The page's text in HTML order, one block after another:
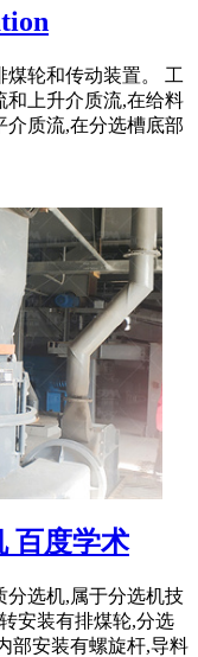
煤轮和传动装置。 工
和上升介质流,在给料
介质流,在分选槽底部
百度学术
分选机,属于分选机技
安装有排煤轮,分选
部安装有螺旋杆,导料